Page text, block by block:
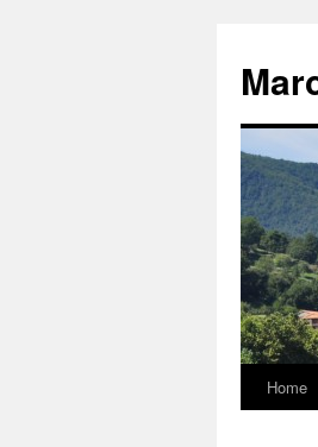
Saltar
Home